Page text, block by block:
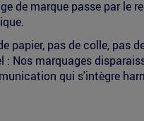
de marque passe par
papier, pas de colle, pas
: Nos marquages
qui s'intègre